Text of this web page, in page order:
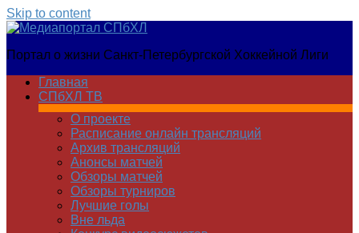
Skip to content
Медиапортал
Портал о жизни Санкт-Петербургской Хоккейной Лиги
Главная
СПбХЛ ТВ
О проекте
Расписание онлайн трансляций
Архив трансляций
Анонсы матчей
Обзоры матчей
Обзоры турниров
Лучшие голы
Вне льда